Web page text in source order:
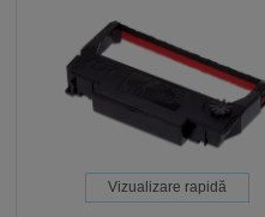
Vizualizare rapidă